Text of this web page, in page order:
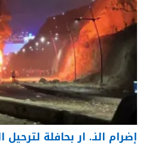
إضرام النـ. ار بحافلة لترحيل